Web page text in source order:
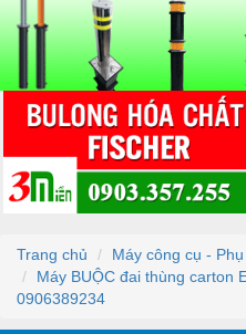
Trang chủ
Máy công cụ -
Máy BUỘC đai thùng carton
0906389234